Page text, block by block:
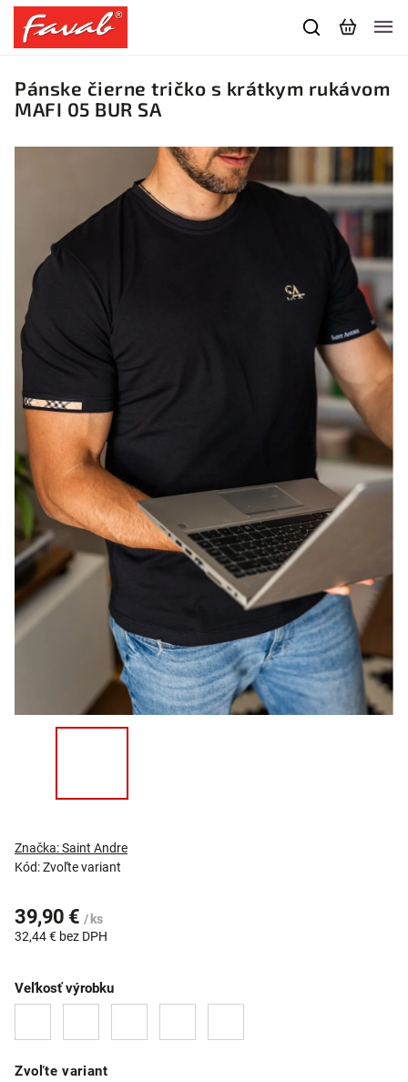
Pánske čierne tričko s krátkym rukávom
MAFI 05 BUR SA
Kód:Zvoľte variant
Značka:Saint Andre
39,90 € / ks
32,44 € bez DPH
Zvoľte variant
Veľkosť výrobku